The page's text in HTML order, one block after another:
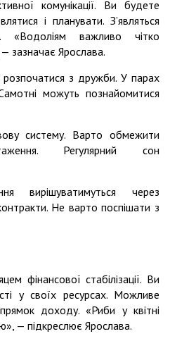
комунікації. Ви будете
і планувати. З’являться
«Водоліям важливо чітко
зазначає Ярослава.
з дружби. У парах
можуть познайомитися
систему. Варто обмежити
Регулярний сон
вирішуватимуться через
Не варто поспішати з
фінансової стабілізації. Ви
у своїх ресурсах. Можливе
доходу. «Риби у квітні
— підкреслює Ярослава.